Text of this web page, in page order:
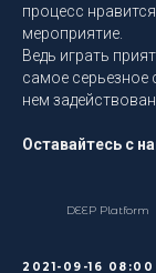
процесс
мероприятие.
Ведь играть
самое серьезное
нем задействован
Оставайтесь с
DEEP Platform
2021-09-16 08:00